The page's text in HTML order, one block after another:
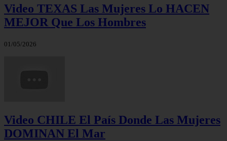
Video TEXAS Las Mujeres Lo HACEN
MEJOR Que Los Hombres
01/05/2026
Video CHILE El País Donde Las Mujeres
DOMINAN El Mar